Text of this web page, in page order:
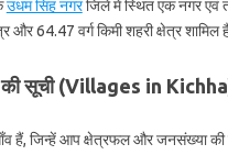
उधम सिंह नगरजिले में स्थित एक नगर एवं
और 64.47 वर्ग किमी शहरी क्षेत्र शामिल
की सूची (Villages in
हैं, जिन्हें आप क्षेत्रफल और जनसंख्या की